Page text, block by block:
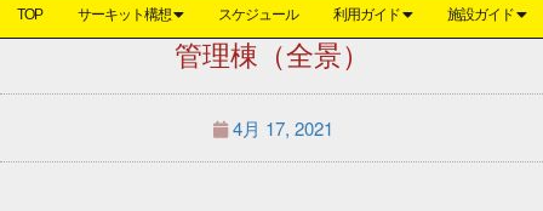
TOP サーキット構想 スケジュール 利用ガイド 施設ガイド
管理棟（全景）
4月 17, 2021